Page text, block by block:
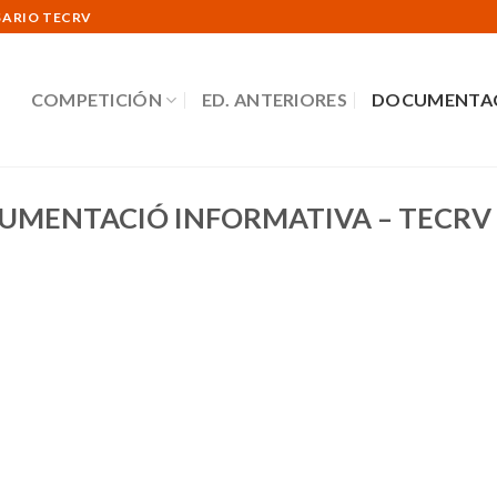
TECRV
COMPETICIÓN ED. ANTERIORES
INFORMATIVA –